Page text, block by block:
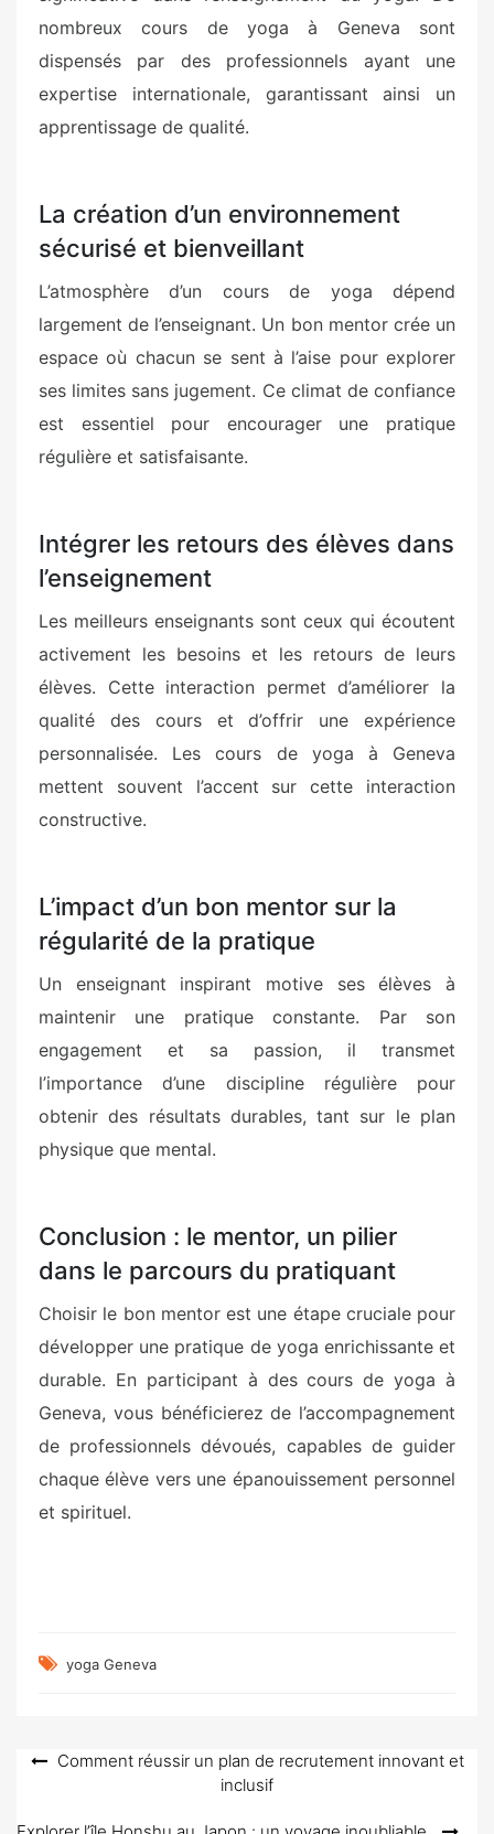
nombreux cours de yoga à Geneva sont
dispensés par des professionnels ayant une
expertise internationale, garantissant ainsi un
apprentissage de qualité.
La création d’un environnement
sécurisé et bienveillant
L’atmosphère d’un cours de yoga dépend
largement de l’enseignant. Un bon mentor crée un
espace où chacun se sent à l’aise pour explorer
ses limites sans jugement. Ce climat de confiance
est essentiel pour encourager une pratique
régulière et satisfaisante.
Intégrer les retours des élèves dans
l’enseignement
Les meilleurs enseignants sont ceux qui écoutent
activement les besoins et les retours de leurs
élèves. Cette interaction permet d’améliorer la
qualité des cours et d’offrir une expérience
personnalisée. Les cours de yoga à Geneva
mettent souvent l’accent sur cette interaction
constructive.
L’impact d’un bon mentor sur la
régularité de la pratique
Un enseignant inspirant motive ses élèves à
maintenir une pratique constante. Par son
engagement et sa passion, il transmet
l’importance d’une discipline régulière pour
obtenir des résultats durables, tant sur le plan
physique que mental.
Conclusion : le mentor, un pilier
dans le parcours du pratiquant
Choisir le bon mentor est une étape cruciale pour
développer une pratique de yoga enrichissante et
durable. En participant à des cours de yoga à
Geneva, vous bénéficierez de l’accompagnement
de professionnels dévoués, capables de guider
chaque élève vers une épanouissement personnel
et spirituel.
yoga Geneva
Navigation
Comment réussir un plan de recrutement innovant et
inclusif